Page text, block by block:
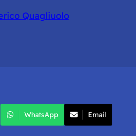
Quagliuolo
WhatsApp Email